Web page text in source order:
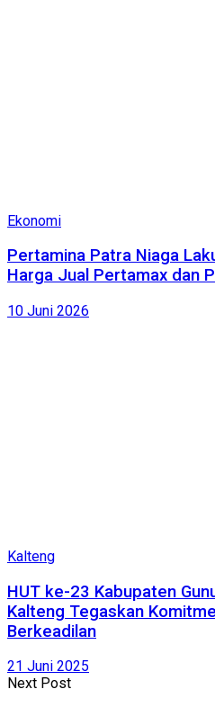
Ekonomi
Pertamina Patra Niaga
Harga Jual Pertamax dan
10 Juni 2026
Kalteng
HUT ke-23 Kabupaten
Kalteng Tegaskan
Berkeadilan
21 Juni 2025
Next Post